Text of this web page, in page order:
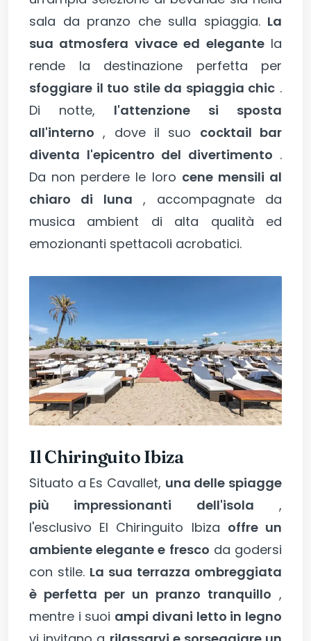
sala da pranzo che sulla spiaggia. La
sua atmosfera vivace ed elegantela
rende la destinazione perfetta per
sfoggiare il tuo stile da spiaggia chic .
Di notte, l'attenzione si sposta
all'interno , dove il suo cocktail bar
diventa l'epicentro del divertimento .
Da non perdere le loro cene mensili al
chiaro di luna , accompagnate da
musica ambient di alta qualità ed
emozionanti spettacoli acrobatici.
Il Chiringuito Ibiza
Situato a Es Cavallet, una delle spiagge
più impressionanti dell'isola ,
l'esclusivo El Chiringuito Ibiza offre un
ambiente elegante e fresco da godersi
con stile. La sua terrazza ombreggiata
è perfetta per un pranzo tranquillo ,
mentre i suoi ampi divani letto in legno